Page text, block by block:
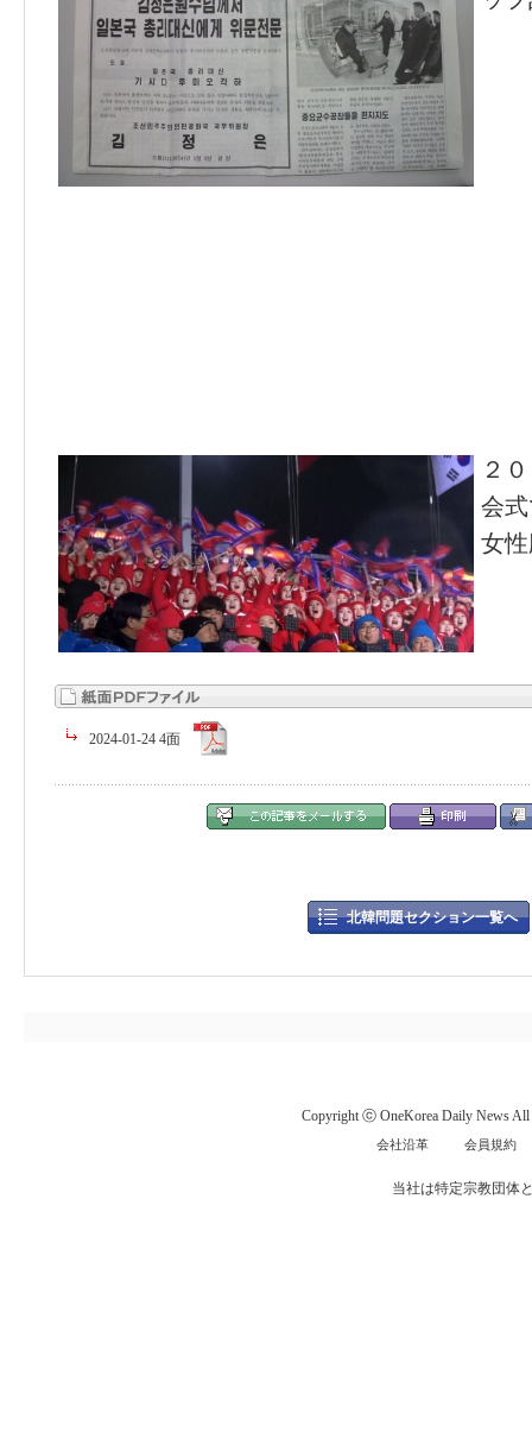
２
会
女
2024-01-24 4面
北韓問題セクション一覧へ
Copyright ⓒ OneKorea Daily News All
会社沿革 会員規約
当社は特定宗教団体